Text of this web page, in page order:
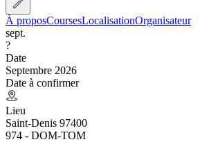
À proposCoursesLocalisationOrganisateur
sept.
?
Date
Septembre 2026
Date à confirmer
Lieu
Saint-Denis 97400
974 - DOM-TOM